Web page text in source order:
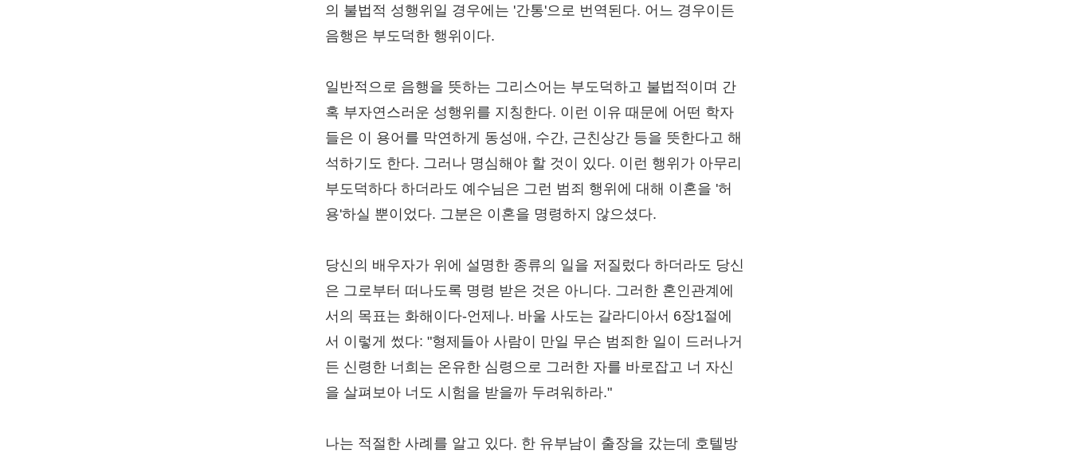
의 불법적 성행위일 경우에는 '간통'으로 번역된다. 어느 경우이든
음행은 부도덕한 행위이다.
일반적으로 음행을 뜻하는 그리스어는 부도덕하고 불법적이며 간
혹 부자연스러운 성행위를 지칭한다. 이런 이유 때문에 어떤 학자
들은 이 용어를 막연하게 동성애, 수간, 근친상간 등을 뜻한다고 해
석하기도 한다. 그러나 명심해야 할 것이 있다. 이런 행위가 아무리
부도덕하다 하더라도 예수님은 그런 범죄 행위에 대해 이혼을 '허
용'하실 뿐이었다. 그분은 이혼을 명령하지 않으셨다.
당신의 배우자가 위에 설명한 종류의 일을 저질렀다 하더라도 당신
은 그로부터 떠나도록 명령 받은 것은 아니다. 그러한 혼인관계에
서의 목표는 화해이다-언제나. 바울 사도는 갈라디아서 6장1절에
서 이렇게 썼다: "형제들아 사람이 만일 무슨 범죄한 일이 드러나거
든 신령한 너희는 온유한 심령으로 그러한 자를 바로잡고 너 자신
을 살펴보아 너도 시험을 받을까 두려워하라."
나는 적절한 사례를 알고 있다. 한 유부남이 출장을 갔는데 호텔방